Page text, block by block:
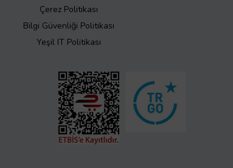
Çerez Politikası
Bilgi Güvenliği Politikası
Yeşil IT Politikası